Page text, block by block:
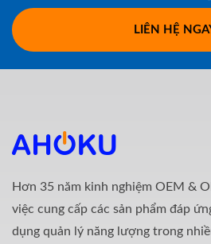
LIÊN HỆ
Hơn 35 năm kinh nghiệm OEM &
việc cung cấp các sản phẩm đáp
dụng quản lý năng lượng trong